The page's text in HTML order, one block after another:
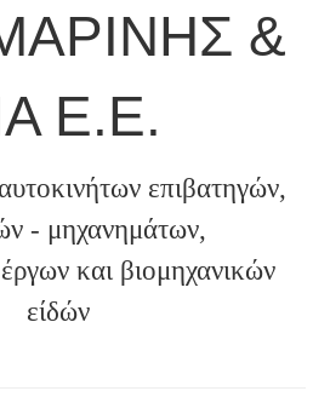
&
Ε.Ε.
επιβατηγών,
- μηχανημάτων,
και βιομηχανικών
είδών